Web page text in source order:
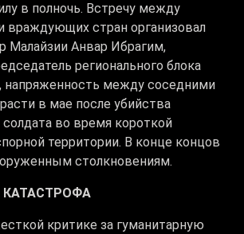
в полночь. Встречу между
враждующих стран организовал
Малайзии Анвар Ибрагим,
регионального блока
между соседними
в мае после убийства
во время короткой
территории. В конце концов
столкновениям.
КАТАСТРОФА
критике за гуманитарную